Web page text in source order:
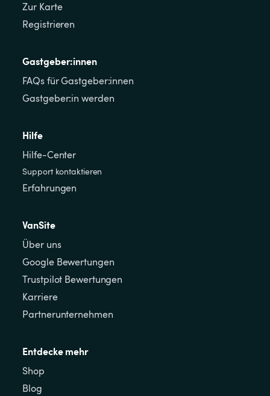
Zur Karte
Registrieren
Gastgeber:innen
FAQs für Gastgeber:innen
Gastgeber:in werden
Hilfe
Hilfe-Center
Support kontaktieren
Erfahrungen
VanSite
Über uns
Google Bewertungen
Trustpilot Bewertungen
Karriere
Partnerunternehmen
Entdecke mehr
Shop
Blog